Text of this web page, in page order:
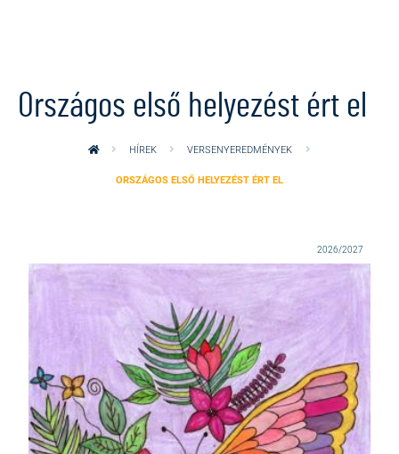
Országos első helyezést ért el
HÍREK VERSENYEREDMÉNYEK
ORSZÁGOS ELSŐ HELYEZÉST ÉRT EL
2026/2027